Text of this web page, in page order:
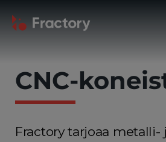
CNC-
Fractory tarjoaa metalli-